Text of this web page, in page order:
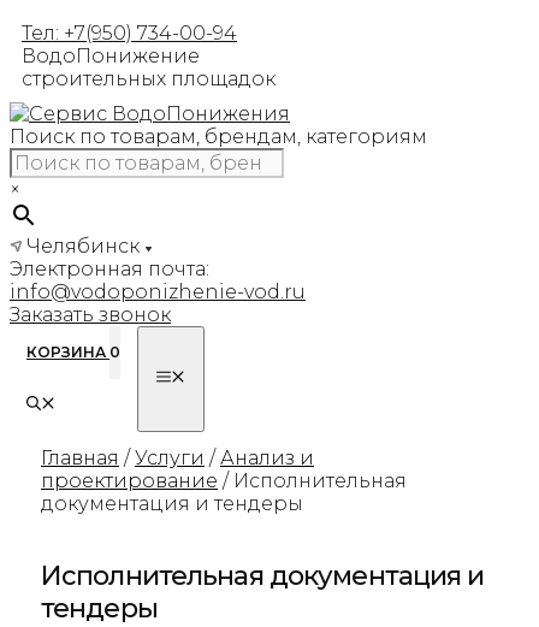
Перейти
содержимому
Тел: +7(950) 734-00-94
ВодоПонижение
строительных площадок
Поиск по товарам, брендам, категориям
×
Челябинск
Электронная почта:
info@vodoponizhenie-vod.ru
Заказать звонок
КОРЗИНА 0
Главная /Услуги /Анализ и
проектирование / Исполнительная
документация и тендеры
Исполнительная документация и
тендеры